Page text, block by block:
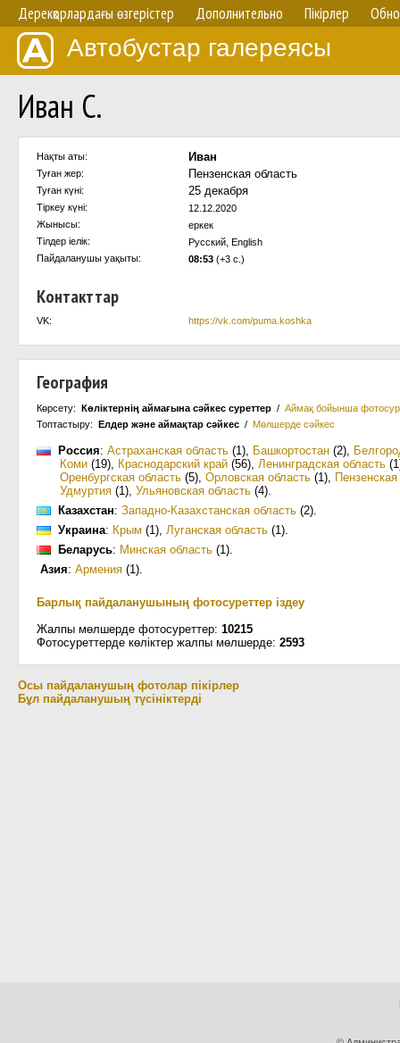
Дерекқорлардағы өзгерістер Дополнительно Пікірлер
Автобустар галереясы
Иван С.
Нақты аты: Иван
Туған жер: Пензенская область
Туған күні: 25 декабря
Тіркеу күні:
12.12.2020
Жынысы:
еркек
Тілдер іелік:
Русский, English
Пайдаланушы уақыты:
08:53 (+3 с.)
Контакттар
VK: https://vk.com/puma.koshka
География
Көрсету: Көліктернің аймағына сәйкес суреттер / Аймақ бойынша
Топтастыру: Елдер және аймақтар сәйкес / Мөлшерде сәйкес
Россия: Астраханская область (1), Башкортостан (2),
Коми (19), Краснодарский край (56), Ленинградская область
Оренбургская область (5), Орловская область (1),
Удмуртия (1), Ульяновская область (4).
Казахстан: Западно-Казахстанская область (2).
Украина: Крым (1), Луганская область (1).
Беларусь: Минская область (1).
Азия: Армения (1).
Барлық пайдаланушының фотосуреттер іздеу
Жалпы мөлшерде фотосуреттер: 10215
Фотосуреттерде көліктер жалпы мөлшерде: 2593
Осы пайдаланушың фотолар пікірлер
Бұл пайдаланушың түсініктерді